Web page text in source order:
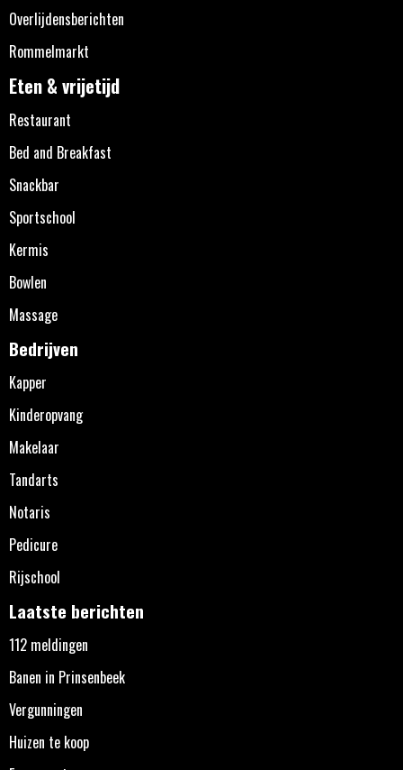
Overlijdensberichten
Rommelmarkt
Eten & vrijetijd
Restaurant
Bed and Breakfast
Snackbar
Sportschool
Kermis
Bowlen
Massage
Bedrijven
Kapper
Kinderopvang
Makelaar
Tandarts
Notaris
Pedicure
Rijschool
Laatste berichten
112 meldingen
Banen in Prinsenbeek
Vergunningen
Huizen te koop